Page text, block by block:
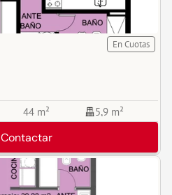
En Cuotas
44 m² 5,9 m²
Contactar